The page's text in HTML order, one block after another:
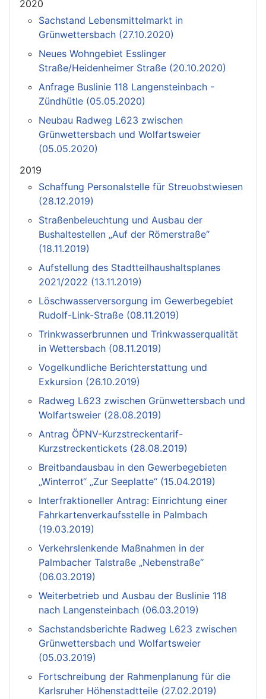
2020
Sachstand Lebensmittelmarkt in
Grünwettersbach (27.10.2020)
Neues Wohngebiet Esslinger
Straße/Heidenheimer Straße (20.10.2020)
Anfrage Buslinie 118 Langensteinbach -
Zündhütle (05.05.2020)
Neubau Radweg L623 zwischen
Grünwettersbach und Wolfartsweier
(05.05.2020)
2019
Schaffung Personalstelle für Streuobstwiesen
(28.12.2019)
Straßenbeleuchtung und Ausbau der
Bushaltestellen „Auf der Römerstraße“
(18.11.2019)
Aufstellung des Stadtteilhaushaltsplanes
2021/2022 (13.11.2019)
Löschwasserversorgung im Gewerbegebiet
Rudolf-Link-Straße (08.11.2019)
Trinkwasserbrunnen und Trinkwasserqualität
in Wettersbach (08.11.2019)
Vogelkundliche Berichterstattung und
Exkursion (26.10.2019)
Radweg L623 zwischen Grünwettersbach und
Wolfartsweier (28.08.2019)
Antrag ÖPNV-Kurzstreckentarif-
Kurzstreckentickets (28.08.2019)
Breitbandausbau in den Gewerbegebieten
„Winterrot“ „Zur Seeplatte“ (15.04.2019)
Interfraktioneller Antrag: Einrichtung einer
Fahrkartenverkaufsstelle in Palmbach
(19.03.2019)
Verkehrslenkende Maßnahmen in der
Palmbacher Talstraße „Nebenstraße“
(06.03.2019)
Weiterbetrieb und Ausbau der Buslinie 118
nach Langensteinbach (06.03.2019)
Sachstandsberichte Radweg L623 zwischen
Grünwettersbach und Wolfartsweier
(05.03.2019)
Fortschreibung der Rahmenplanung für die
Karlsruher Höhenstadtteile (27.02.2019)